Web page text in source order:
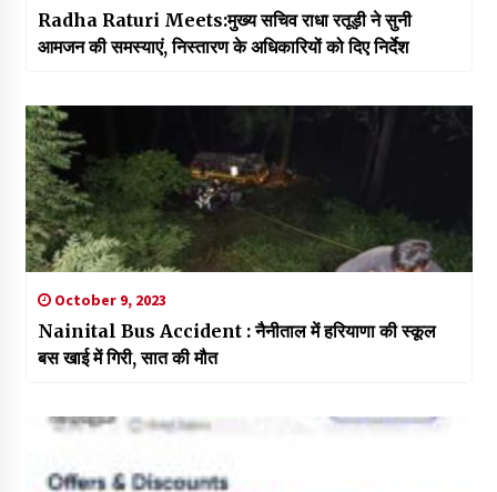
Radha Raturi Meets:मुख्य सचिव राधा रतूड़ी ने सुनी
आमजन की समस्याएं, निस्तारण के अधिकारियों को दिए निर्देश
October 9, 2023
Nainital Bus Accident : नैनीताल में हरियाणा की स्कूल
बस खाई में गिरी, सात की मौत